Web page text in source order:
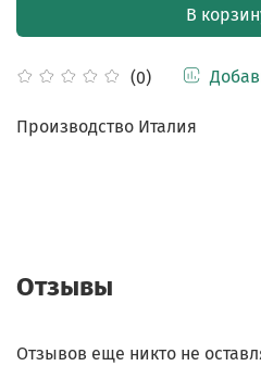
(0)
В
Производство Италия
Отзывы
Отзывов еще никто не